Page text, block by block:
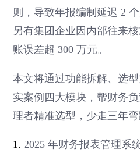
则，导致年报编制延迟 2
另有集团企业因内部往来
账误差超 300 万元。
本文将通过功能拆解、选
实案例四大模块，帮财务
理者精准选型，少走三年弯
1.2025 年财务报表管理系